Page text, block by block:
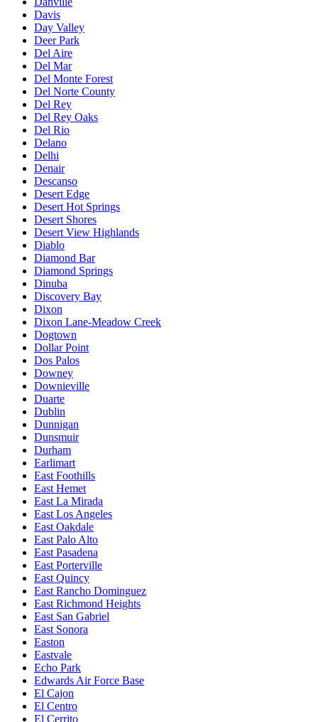
Davis
Day Valley
Deer Park
Del Aire
Del Mar
Del Monte Forest
Del Norte County
Del Rey
Del Rey Oaks
Del Rio
Delano
Delhi
Denair
Descanso
Desert Edge
Desert Hot Springs
Desert Shores
Desert View Highlands
Diablo
Diamond Bar
Diamond Springs
Dinuba
Discovery Bay
Dixon
Dixon Lane-Meadow Creek
Dogtown
Dollar Point
Dos Palos
Downey
Downieville
Duarte
Dublin
Dunnigan
Dunsmuir
Durham
Earlimart
East Foothills
East Hemet
East La Mirada
East Los Angeles
East Oakdale
East Palo Alto
East Pasadena
East Porterville
East Quincy
East Rancho Dominguez
East Richmond Heights
East San Gabriel
East Sonora
Easton
Eastvale
Echo Park
Edwards Air Force Base
El Cajon
El Centro
El Cerrito